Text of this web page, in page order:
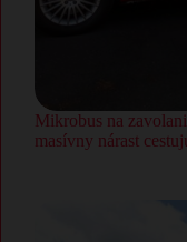
Mikrobus na
masívny nárast